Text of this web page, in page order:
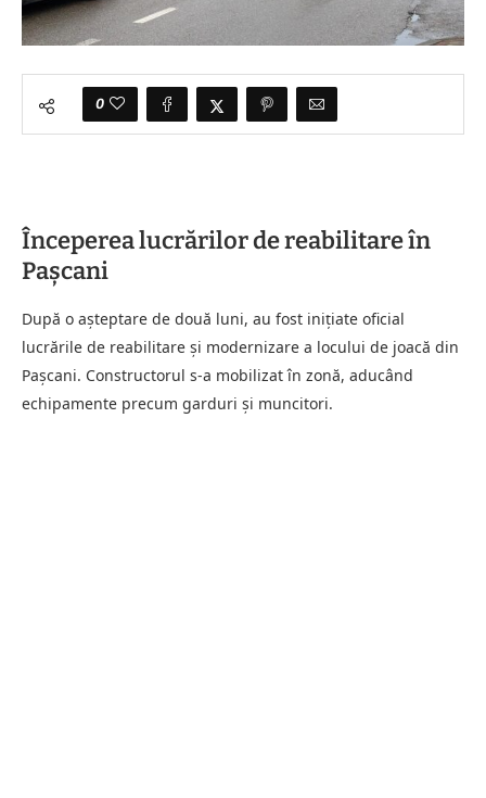
0
Începerea lucrărilor de reabilitare în
Pașcani
După o așteptare de două luni, au fost inițiate oficial
lucrările de reabilitare și modernizare a locului de joacă din
Pașcani. Constructorul s-a mobilizat în zonă, aducând
echipamente precum garduri și muncitori.